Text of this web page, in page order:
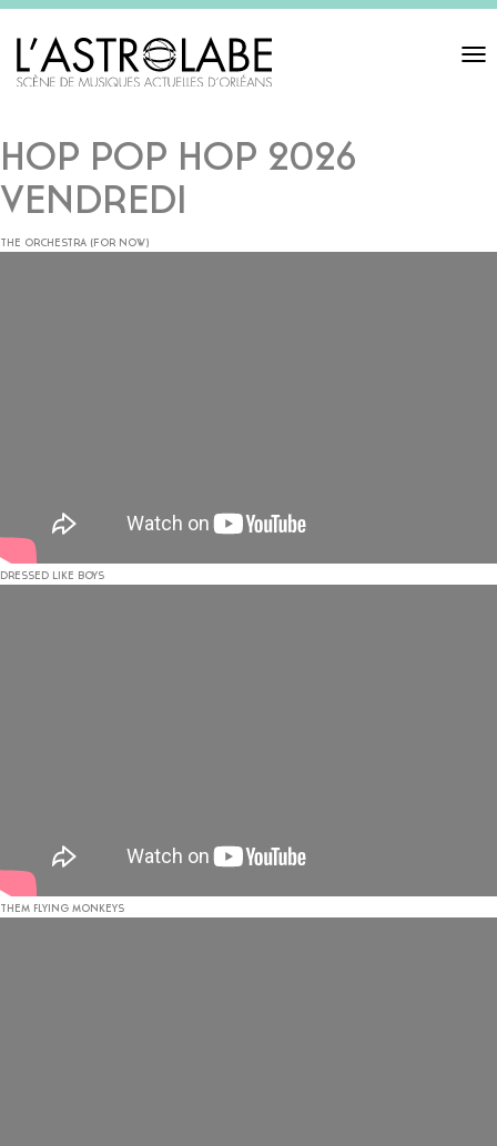
Toggle
HOP POP HOP 2026
VENDREDI
THE ORCHESTRA (FOR NOW)
DRESSED LIKE BOYS
THEM FLYING MONKEYS